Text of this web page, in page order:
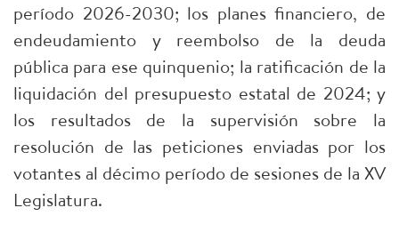
período 2026-2030; los planes financiero, de
endeudamiento y reembolso de la deuda
pública para ese quinquenio; la ratificación de la
liquidación del presupuesto estatal de 2024; y
los resultados de la supervisión sobre la
resolución de las peticiones enviadas por los
votantes al décimo período de sesiones de la XV
Legislatura.